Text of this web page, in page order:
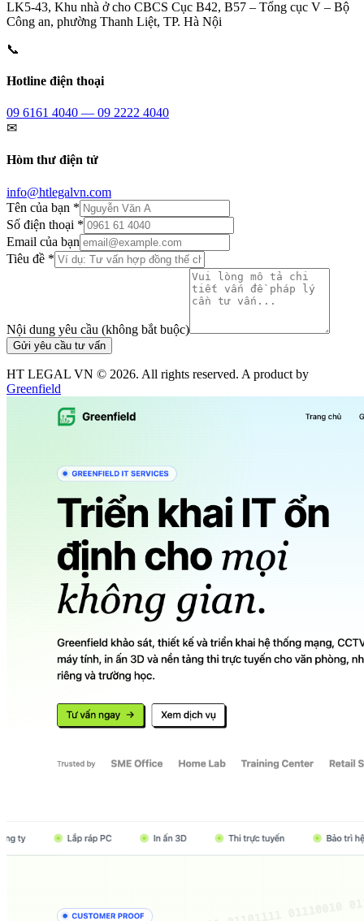
LK5-43, Khu nhà ở cho CBCS Cục B42, B57 – Tổng cục V – Bộ
Công an, phường Thanh Liệt, TP. Hà Nội
📞
Hotline điện thoại
09 6161 4040 — 09 2222 4040
✉
Hòm thư điện tử
info@htlegalvn.com
Tên của bạn *
Số điện thoại *
Email của bạn
Tiêu đề *
Nội dung yêu cầu (không bắt buộc)
Gửi yêu cầu tư vấn
HT LEGAL VN © 2026. All rights reserved. A product by
Greenfield